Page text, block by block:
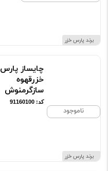
برند پارس خزر
ناموجود
برند پارس خزر
چایساز پارس
خزرقهوه
سازگرمنوش
کد: 91160100